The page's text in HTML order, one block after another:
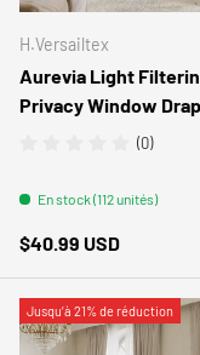
H.Versailtex
Aurevia Light
Privacy Window
(0)
En stock (112 unités)
Prix habituel
$40.99 USD
Jusqu’à 21% de réduction